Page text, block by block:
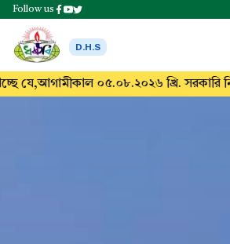
Follow us
D.H.S
০৫.০৮.২০২৬ খ্রি. সরকারি নির্দেশনা